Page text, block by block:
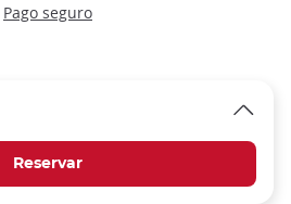
Pago seguro